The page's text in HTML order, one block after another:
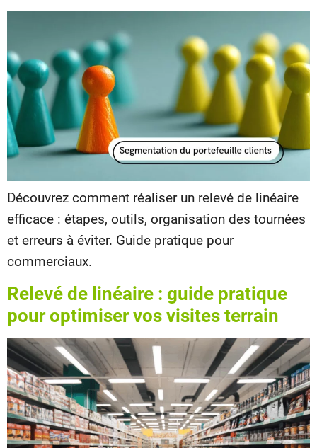
Découvrez comment réaliser un relevé de linéaire
efficace : étapes, outils, organisation des tournées
et erreurs à éviter. Guide pratique pour
commerciaux.
Relevé de linéaire : guide pratique
pour optimiser vos visites terrain